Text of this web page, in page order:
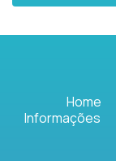
Home
Informações